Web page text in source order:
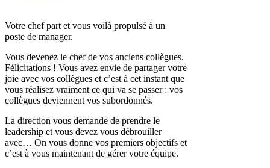
Votre chef part et vous voilà propulsé à un
poste de manager.
Vous devenez le chef de vos anciens collègues.
Félicitations ! Vous avez envie de partager votre
joie avec vos collègues et c’est à cet instant que
vous réalisez vraiment ce qui va se passer : vos
collègues deviennent vos subordonnés.
La direction vous demande de prendre le
leadership et vous devez vous débrouiller
avec… On vous donne vos premiers objectifs et
c’est à vous maintenant de gérer votre équipe.